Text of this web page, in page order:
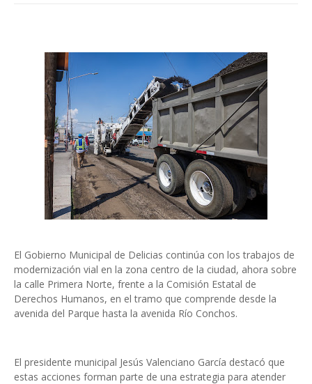
El Gobierno Municipal de Delicias continúa con los trabajos de
modernización vial en la zona centro de la ciudad, ahora sobre
la calle Primera Norte, frente a la Comisión Estatal de
Derechos Humanos, en el tramo que comprende desde la
avenida del Parque hasta la avenida Río Conchos.
El presidente municipal Jesús Valenciano García destacó que
estas acciones forman parte de una estrategia para atender